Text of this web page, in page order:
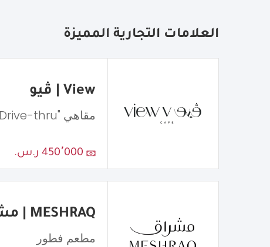
العلامات التجارية المميزة
View | ڤيو
مقاهي "Drive-thru"
450٬000 ر.س.
MESHRAQ | مشراق
مطعم فطور